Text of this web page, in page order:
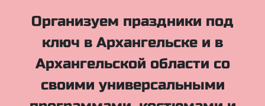
Организуем праздники под
ключ в Архангельске и в
Архангельской области со
своими универсальными